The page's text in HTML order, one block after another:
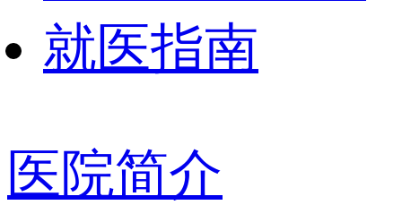
就医指南
医院简介